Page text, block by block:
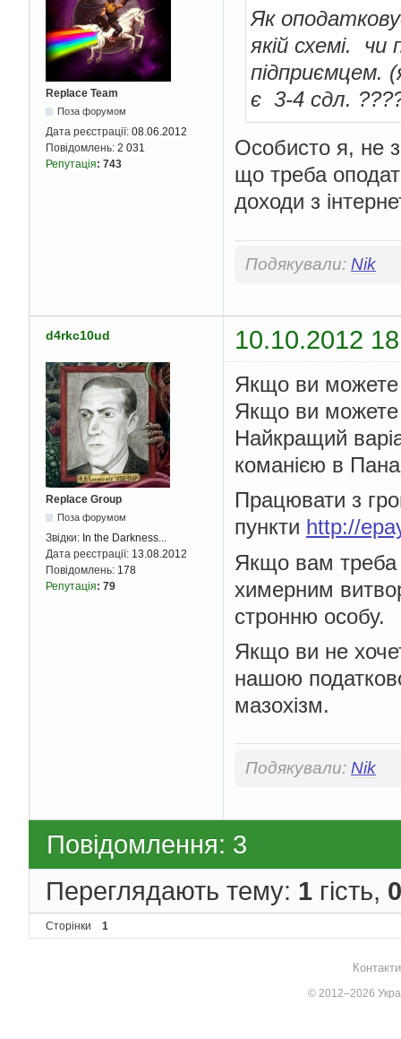
Replace Team
Поза форумом
Дата реєстрації: 08.06.2012
Повідомлень: 2 031
Репутація: 743
Як
якій схемі.
підприємцем.
є 3-4 сдл.
Особисто я, не
що треба
доходи з
Подякували: Nik
d4rkc10ud 10.10.2012
Replace Group
Поза форумом
Звідки: In the Darkness...
Дата реєстрації: 13.08.2012
Повідомлень: 178
Репутація: 79
Якщо ви можете
Якщо ви можете
Найкращий
команією в
Працювати з
пункти http://
Якщо вам треба
химерним
стронню особу.
Якщо ви не
нашою
мазохізм.
Подякували: Nik
Повідомлення: 3
Переглядають тему: 1 гість, 0
Сторінки 1
© 2012–2026